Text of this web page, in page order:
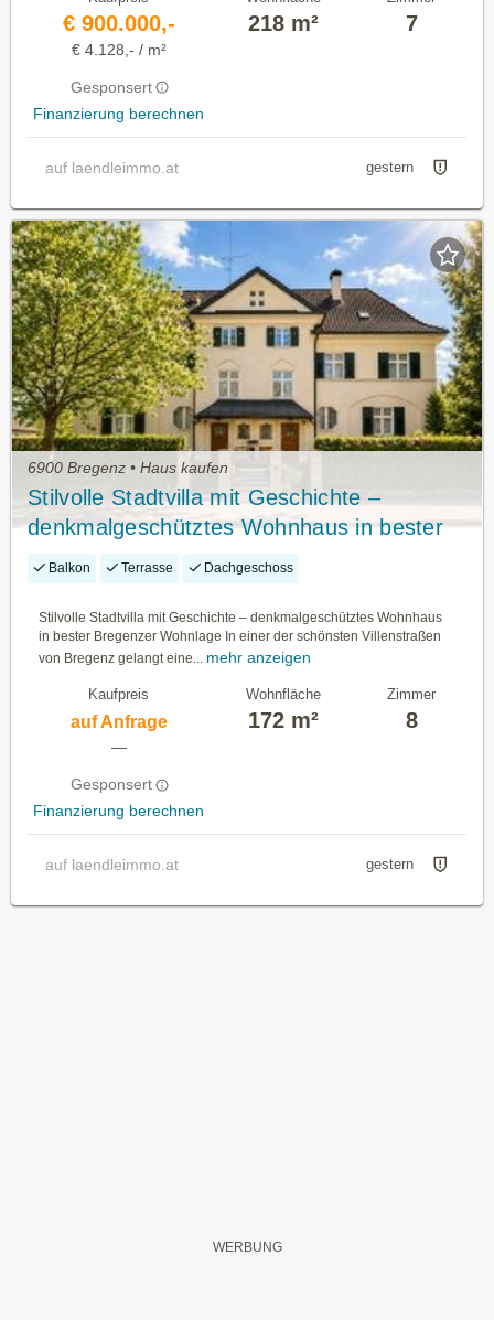
€ 900.000,-
€ 4.128,- / m²
Gesponsert
Finanzierung berechnen
218 m² 7
auf laendleimmo.at gestern
6900 Bregenz • Haus kaufen
Stilvolle Stadtvilla mit Geschichte –
denkmalgeschütztes Wohnhaus in bester
Bregenzer Wohnlage
Balkon Terrasse Dachgeschoss
Stilvolle Stadtvilla mit Geschichte – denkmalgeschütztes Wohnhaus
in bester Bregenzer Wohnlage In einer der schönsten Villenstraßen
von Bregenz gelangt eine... mehr anzeigen
Kaufpreis
auf Anfrage
—
Gesponsert
Finanzierung berechnen
Wohnfläche
172 m²
Zimmer
8
auf laendleimmo.at gestern